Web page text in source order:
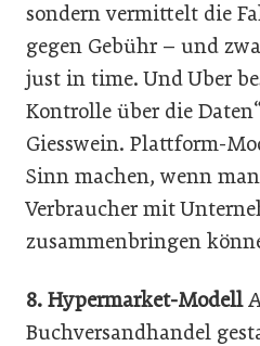
sondern vermittelt die
gegen Gebühr – und
just in time. Und Uber
Kontrolle über die
Giesswein. Plattform-
Sinn machen, wenn
Verbraucher mit
zusammenbringen
8. Hypermarket-Modell
Buchversandhandel